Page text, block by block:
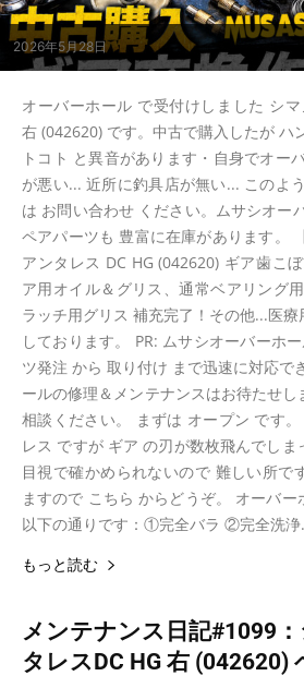
2026年5月28日
オーバーホール で受付けしました シ
右 (042620) です。中古で購入したが ハ
トコト と異音があります・自身でオー
が悪い... 近所に釣具店が無い... このよ
は お問い合わせ ください。ムサシオー
ペアパーツも 豊富に在庫があります。
アンタレス DC HG (042620) ギア歯こ
ア用オイル＆グリス、通常ベアリング
ラッチ用グリス 補充完了！その他...医
しております。 PR: ムサシオーバーホ
ツ発注 から 取り付け まで迅速に対応で
ールの修理＆メンテナンスはお待たせ
相談ください。 まずは オープン です
レス ですが ギア の刃が数枚飛んでし
目視で確かめられないので 難しい所で
ますので こちら からどうぞ。 オーバ
以下の通りです：①完全バラ ②完全洗浄
もっと読む
メンテナンス日記#1099
タレスDC HG 右 (042620)